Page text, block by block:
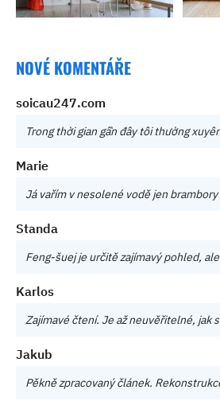
NOVÉ KOMENTÁŘE
soicau247.com
Trong thời gian gần đây tôi thường
Marie
Já vařím v nesolené vodě jen
Standa
Feng-šuej je určitě zajímavý pohled,
Karlos
Zajímavé čtení. Je až neuvěřitelné, jak
Jakub
Pěkně zpracovaný článek.